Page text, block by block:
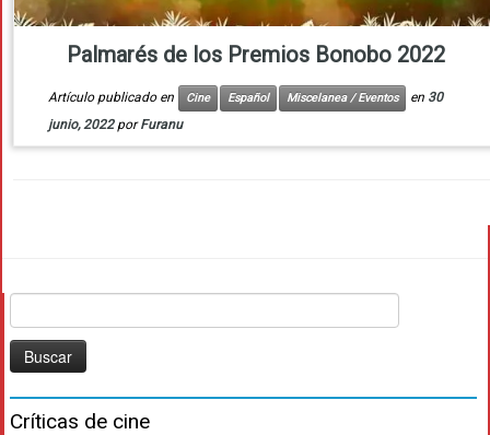
Palmarés de los Premios Bonobo 2022
Artículo publicado en Cine Español Miscelanea / Eventos en 30
junio, 2022 porFuranu
Críticas de cine